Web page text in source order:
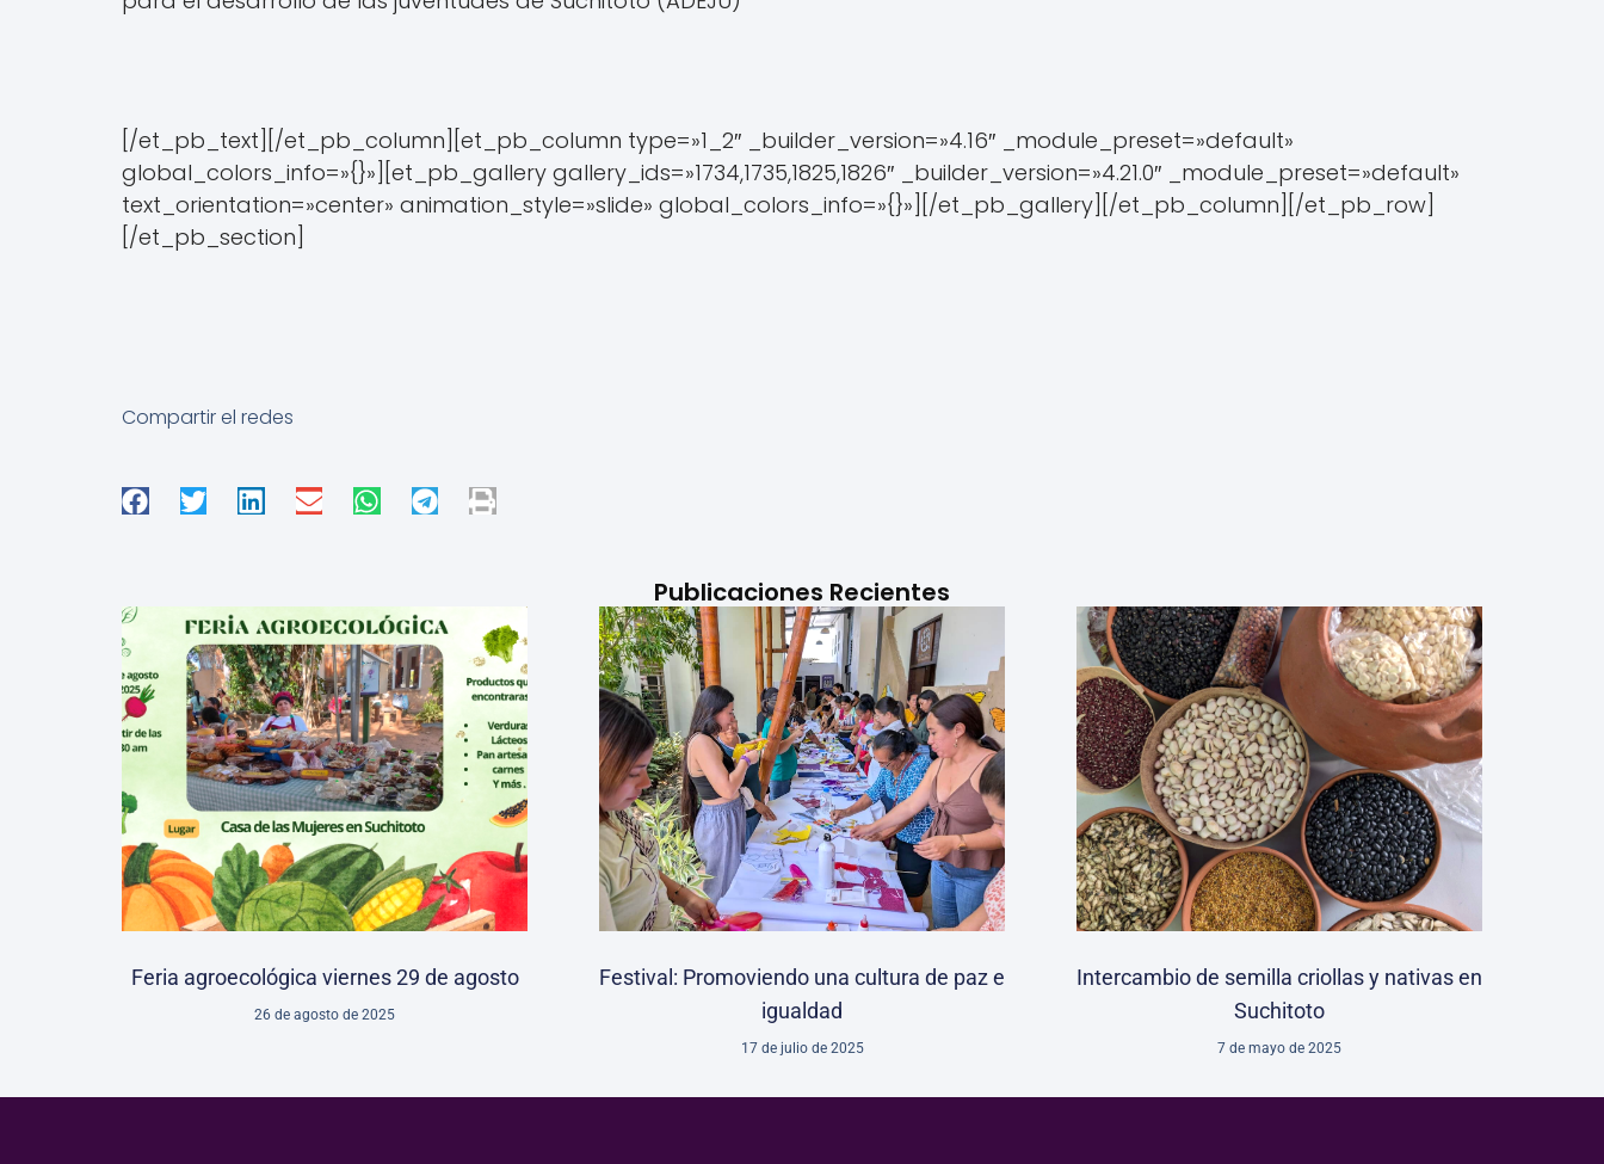
[/et_pb_text][/et_pb_column][et_pb_column type=»1_2″ _builder_version=»4.16″ _module_preset=»default»
global_colors_info=»{}»][et_pb_gallery gallery_ids=»1734,1735,1825,1826″ _builder_version=»4.21.0″ _module_preset=»default»
text_orientation=»center» animation_style=»slide» global_colors_info=»{}»][/et_pb_gallery][/et_pb_column][/et_pb_row]
[/et_pb_section]
Compartir el redes
Publicaciones Recientes
Feria agroecológica viernes 29 de agosto
26 de agosto de 2025
Festival: Promoviendo una cultura de paz e
igualdad
17 de julio de 2025
Intercambio de semilla criollas y nativas en
Suchitoto
7 de mayo de 2025